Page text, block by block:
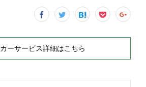
ーサービス詳細はこちら